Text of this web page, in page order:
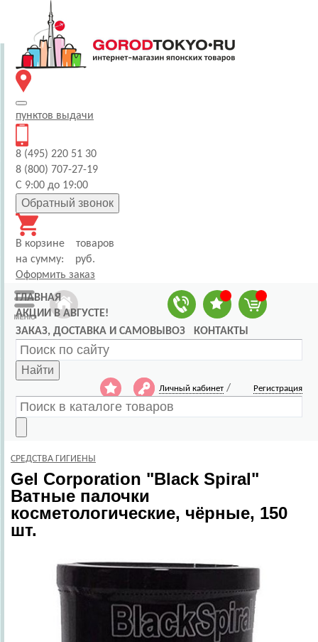
пунктов выдачи
8 (495) 220 51 30
8 (800) 707-27-19
С 9:00 до 19:00
Обратный звонок
В корзине
товаров
на сумму:
руб.
Оформить заказ
ГЛАВНАЯ
АКЦИИ В АВГУСТЕ!
ЗАКАЗ, ДОСТАВКА И САМОВЫВОЗ
КОНТАКТЫ
Найти
Личный кабинет / Регистрация
СРЕДСТВА ГИГИЕНЫ
Gel Corporation "Black Spiral"
Ватные палочки
косметологические, чёрные, 150
шт.